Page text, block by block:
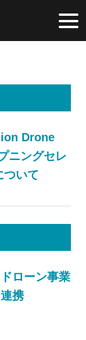
Drone
ニングセレ
ついて
ローン事業
携